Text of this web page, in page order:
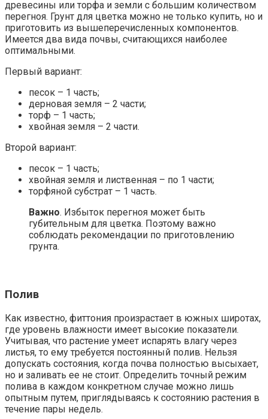
древесины или торфа и земли с большим количеством
перегноя. Грунт для цветка можно не только купить, но и
приготовить из вышеперечисленных компонентов.
Имеется два вида почвы, считающихся наиболее
оптимальными.
Первый вариант:
песок – 1 часть;
дерновая земля – 2 части;
торф – 1 часть;
хвойная земля – 2 части.
Второй вариант:
песок – 1 часть;
хвойная земля и лиственная – по 1 части;
торфяной субстрат – 1 часть.
Важно. Избыток перегноя может быть
губительным для цветка. Поэтому важно
соблюдать рекомендации по приготовлению
грунта.
Полив
Как известно, фиттония произрастает в южных широтах,
где уровень влажности имеет высокие показатели.
Учитывая, что растение умеет испарять влагу через
листья, то ему требуется постоянный полив. Нельзя
допускать состояния, когда почва полностью высыхает,
но и заливать ее не стоит. Определить точный режим
полива в каждом конкретном случае можно лишь
опытным путем, приглядываясь к состоянию растения в
течение пары недель.